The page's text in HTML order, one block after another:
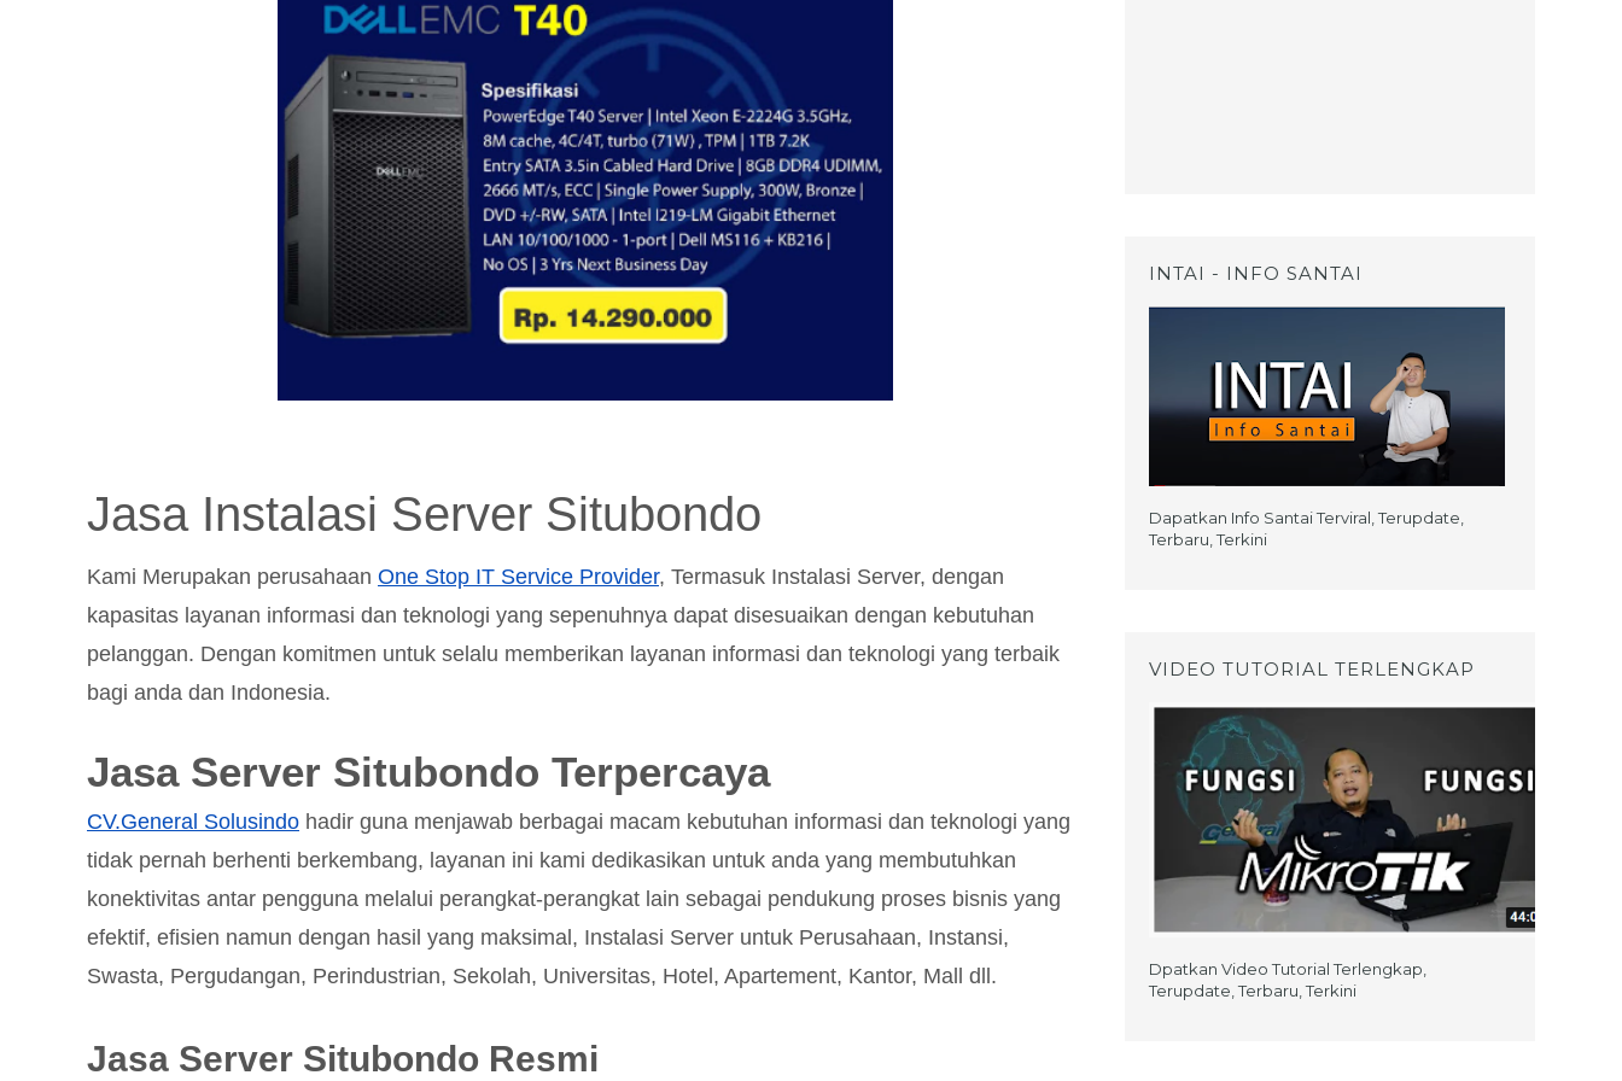
Jasa Instalasi Server Situbondo
Kami Merupakan perusahaan One Stop IT Service Provider, Termasuk Instalasi Server, dengan
kapasitas layanan informasi dan teknologi yang sepenuhnya dapat disesuaikan dengan kebutuhan
pelanggan. Dengan komitmen untuk selalu memberikan layanan informasi dan teknologi yang terbaik
bagi anda dan Indonesia.
Jasa Server Situbondo Terpercaya
CV.General Solusindo hadir guna menjawab berbagai macam kebutuhan informasi dan teknologi yang
tidak pernah berhenti berkembang, layanan ini kami dedikasikan untuk anda yang membutuhkan
konektivitas antar pengguna melalui perangkat-perangkat lain sebagai pendukung proses bisnis yang
efektif, efisien namun dengan hasil yang maksimal, Instalasi Server untuk Perusahaan, Instansi,
Swasta, Pergudangan, Perindustrian, Sekolah, Universitas, Hotel, Apartement, Kantor, Mall dll.
Jasa Server Situbondo Resmi
INTAI - INFO SANTAI
Dapatkan Info Santai Terviral, Terupdate,
Terbaru, Terkini
VIDEO TUTORIAL TERLENGKAP
Dpatkan Video Tutorial Terlengkap,
Terupdate, Terbaru, Terkini